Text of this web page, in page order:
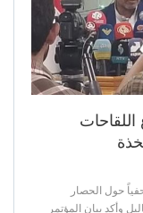
حول الحصار
وأكد بيان المؤتمر